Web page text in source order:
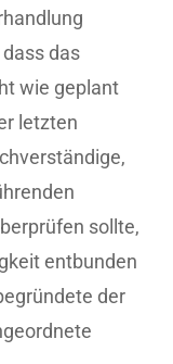
das
wie geplant
letzten
sollte,
entbunden
der